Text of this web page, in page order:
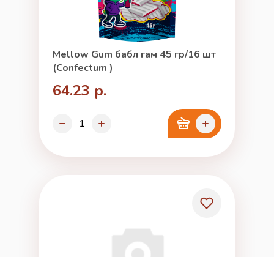
Mellow Gum бабл гам 45 гр/16 шт
(Confectum )
64.23 р.